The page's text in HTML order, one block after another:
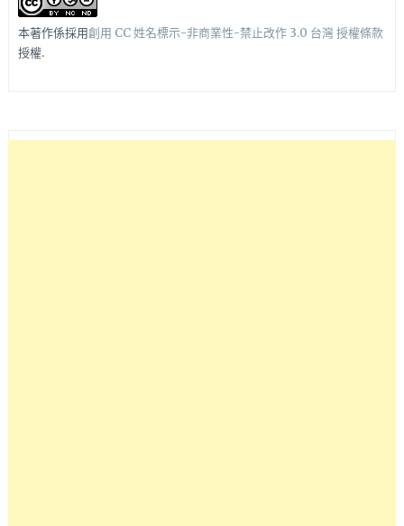
本著作係採用創用 CC 姓名標示-非商業性-禁止改作 3.0 台灣 授權條款
授權.